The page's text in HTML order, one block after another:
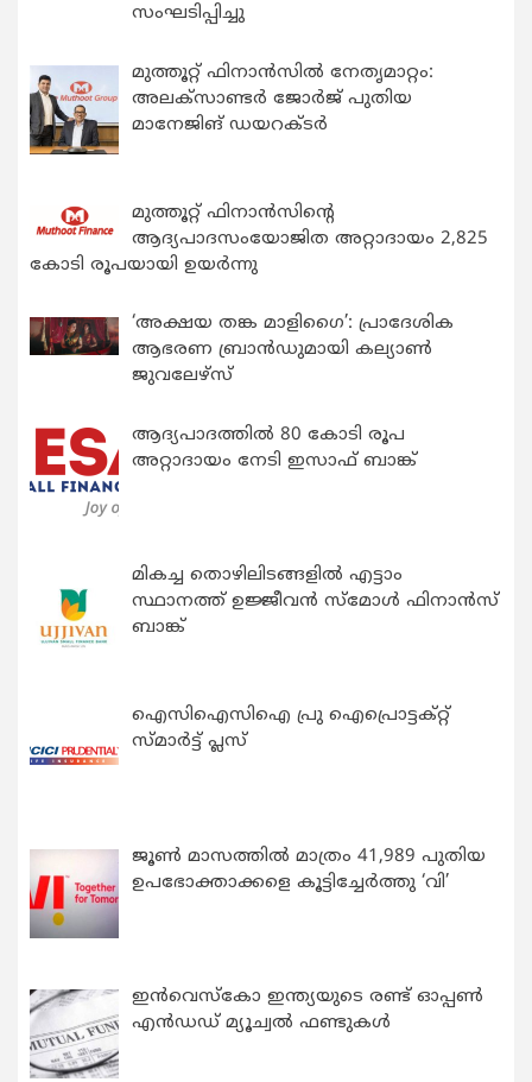
സംഘടിപ്പിച്ചു
മുത്തൂറ്റ് ഫിനാൻസിൽ നേതൃമാറ്റം:
അലക്സാണ്ടർ ജോർജ് പുതിയ
മാനേജിങ് ഡയറക്ടർ
മുത്തൂറ്റ് ഫിനാൻസിന്റെ
ആദ്യപാദസംയോജിത അറ്റാദായം 2,825
കോടി രൂപയായി ഉയർന്നു
‘അക്ഷയ തങ്ക മാളിഗൈ’: പ്രാദേശിക
ആഭരണ ബ്രാന്‍ഡുമായി കല്യാണ്‍
ജുവലേഴ്‌സ്
ആദ്യപാദത്തിൽ 80 കോടി രൂപ
അറ്റാദായം നേടി ഇസാഫ് ബാങ്ക്
മികച്ച തൊഴിലിടങ്ങളിൽ എട്ടാം
സ്ഥാനത്ത് ഉജ്ജീവൻ സ്മോൾ ഫിനാൻസ്
ബാങ്ക്
ഐസിഐസിഐ പ്രു ഐപ്രൊട്ടക്റ്റ്
സ്മാർട്ട് പ്ലസ്
ജൂൺ മാസത്തിൽ മാത്രം 41,989 പുതിയ
ഉപഭോക്താക്കളെ കൂട്ടിച്ചേർത്തു ‘വി’
ഇന്‍വെസ്കോ ഇന്ത്യയുടെ രണ്ട് ഓപ്പണ്‍
എന്‍ഡഡ് മ്യൂച്വല്‍ ഫണ്ടുകള്‍